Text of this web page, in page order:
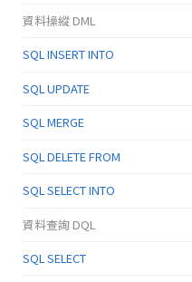
資料操縱 DML
SQL INSERT INTO
SQL UPDATE
SQL MERGE
SQL DELETE FROM
SQL SELECT INTO
資料查詢 DQL
SQL SELECT